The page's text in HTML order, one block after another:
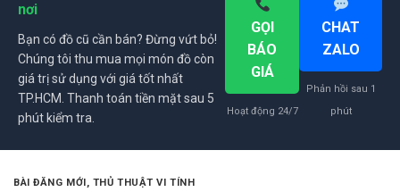
nơi
Bạn có đồ cũ cần bán? Đừng vứt bỏ!
Chúng tôi thu mua mọi món đồ còn
giá trị sử dụng với giá tốt nhất
TP.HCM. Thanh toán tiền mặt sau 5
phút kiểm tra.
GỌI
BÁO
GIÁ
Hoạt động 24/7
CHAT
ZALO
Phản hồi sau 1
phút
BÀI ĐĂNG MỚI, THỦ THUẬT VI TÍNH